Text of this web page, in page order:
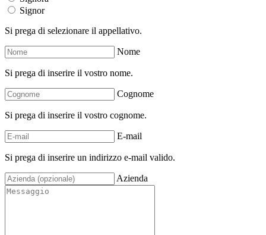
Signor
Si prega di selezionare il appellativo.
Nome
Si prega di inserire il vostro nome.
Cognome
Si prega di inserire il vostro cognome.
E-mail
Si prega di inserire un indirizzo e-mail valido.
Azienda